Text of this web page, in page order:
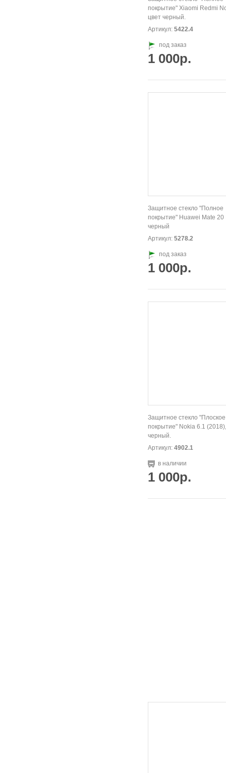
покрытие" Xiaomi Redmi
цвет черный.
Артикул: 5422.4
под заказ
1 000р.
Защитное стекло "Полное
покрытие" Huawei Mate 20
черный
Артикул: 5278.2
под заказ
1 000р.
Защитное стекло "Плоское
покрытие" Nokia 6.1
черный.
Артикул: 4902.1
в наличии
1 000р.